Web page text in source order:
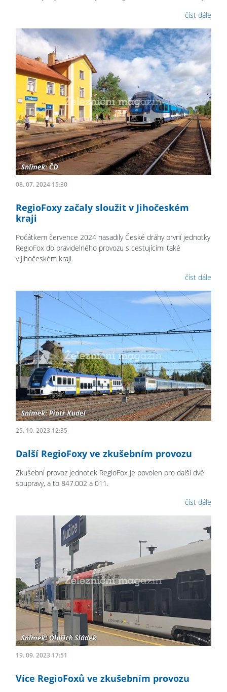
číst dále
08. 07. 2024 15:30
RegioFoxy začaly sloužit v Jihočeském
kraji
Počátkem července 2024 nasadily České dráhy první jednotky
RegioFox do pravidelného provozu s cestujícími také
v Jihočeském kraji.
číst dále
25. 10. 2023 12:35
Další RegioFoxy ve zkušebním provozu
Zkušební provoz jednotek RegioFox je povolen pro další dvě
soupravy, a to 847.002 a 011.
číst dále
19. 09. 2023 17:51
Více RegioFoxů ve zkušebním provozu